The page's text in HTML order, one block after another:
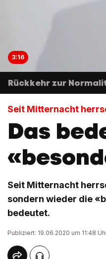
3:16
Rückkehr zur
Seit Mitternacht
Das
Seit Mitternacht
sondern wieder die
bedeutet.
Publiziert: 19.06.2020 um 11:48